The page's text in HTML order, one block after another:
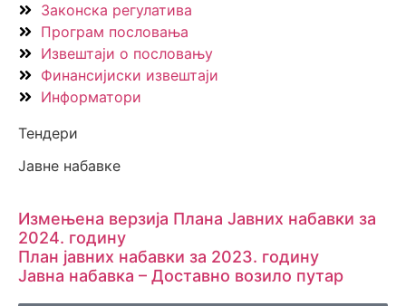
Законска регулатива
Програм пословања
Извештаји о пословању
Финансијиски извештаји
Информатори
Тендери
Јавне набавке
Измењенa верзијa Плана Јавних набавки за
2024. годину
План јавних набавки за 2023. годину
Јавна набавка – Доставно возило путар